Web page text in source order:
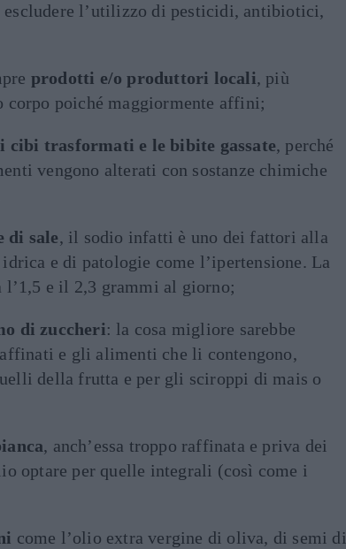
escludere l’utilizzo di pesticidi, antibiotici,
prodotti e/o produttori locali, più
poiché maggiormente affini;
cibi trasformati e le bibite gassate, perché
vengono alterati con sostanze chimiche
di sale, il sodio infatti è uno dei fattori alla
e di patologie come l’ipertensione. La
l’1,5 e il 2,3 grammi al giorno;
di zuccheri: la cosa migliore sarebbe
e gli alimenti che li contengono,
della frutta e per gli sciroppi di mais o
, anch’essa troppo raffinata e priva dei
optare per quelle integrali (così come i
come l’olio extra vergine di oliva, di semi di